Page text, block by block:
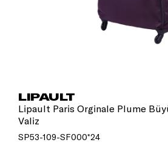
LIPAULT
Lipault Paris Orginale Plume
Valiz
SP53-109-SF000*24